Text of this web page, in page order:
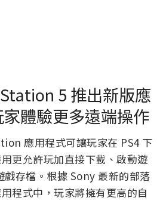
5 推出新版應
體驗更多遠端操作
應用程式可讓玩家在 PS4 下
更允許玩加直接下載、啟動遊
戲存檔。根據 Sony 最新的部落
程式中，玩家將擁有更高的自